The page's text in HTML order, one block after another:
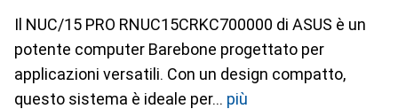
Il NUC/15 PRO RNUC15CRKC700000 di ASUS è un
potente computer Barebone progettato per
applicazioni versatili. Con un design compatto,
questo sistema è ideale per
più